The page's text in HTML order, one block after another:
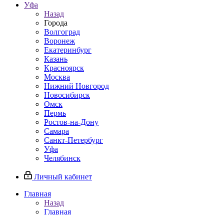
Уфа
Назад
Города
Волгоград
Воронеж
Екатеринбург
Казань
Красноярск
Москва
Нижний Новгород
Новосибирск
Омск
Пермь
Ростов-на-Дону
Самара
Санкт-Петербург
Уфа
Челябинск
Личный кабинет
Главная
Назад
Главная